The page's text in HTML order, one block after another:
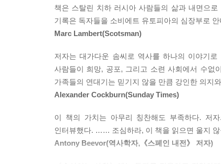
소함, 복종, 순응을 가르쳤다고 생각한다.”(1권 317)
그 시절에는 모든 사람이 자기 문을 열어놓고 살
---3장 사회주의 유토피아의 뒷면(1932~1936)
그러나 공동 아파트가 이상적인 천국이지만은 않
했다. 한 사람에게 주어진 주거 면적은 최악의 경
보세요.”(1권 310~311)라고 공동 아파트에서 성장
공동 아파트에 사는 많은 사람들이 오히려 사생
소금과 후추도 방에 간수했다.”(1권 314) 자기 물
완성되면 개별 가족은 결국 사라질 것이고 이념적
실험이 계속해서 벌어졌다.
‘집단적 인간’은 자신의 사생활을 포기할 뿐만 아
책임을 졌다. 사회주의 유토피아로 가는 길에
부모가 자식을 의심하고 남편이 아내를 밀고하
허다했다. 은폐와 배신, 침묵과 타협, 자기 세뇌
스탈린 시대를 살았던 보통 사람들의 역사를 통해
소비에트 체제의 실제 작동 과정을 들여다본다!
책은 스탈린 치하 러시아 사람들의 삶과 내면으
기록은 독자들을 소비에트 유토피아의 심장부로
Marc Lambert(Scotsman)
저자는 대가다운 솜씨로 역사를 하나의 이야기
사람들이 희망, 공포, 그리고 소련 사회에서 수
가족들의 연대기는 믿기지 않을 만큼 강인한 의지
Alexander Cockburn(Sunday Times)
이 책의 가치는 아무리 칭찬해도 부족하다. 저
인터뷰했다. …… 조심하라, 이 책을 읽으면 울지
Antony Beevor(역사학자,《스페인 내전》 저자)